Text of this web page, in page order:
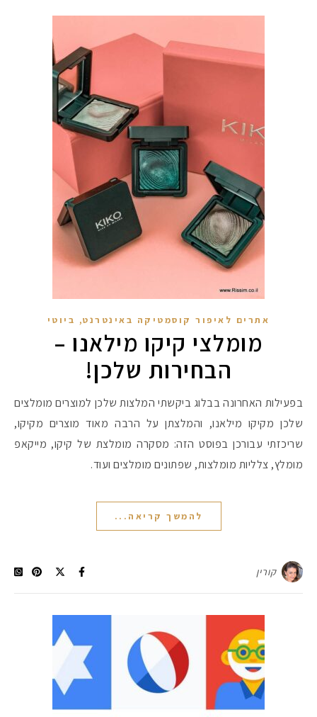
אתרים לאיפור קוסמטיקה באינטרנט, ביוטי
מומלצי קיקו מילאנו –
הבחירות שלכן!
בפעילות האחרונה בבלוג ביקשתי המלצות שלכן למוצרים מומלצים
שלכן מקיקו מילאנו, והמלצתן על הרבה מאוד מוצרים מקיקו,
שריכזתי עבורכן בפוסט הזה: מסקרה מומלצת של קיקו, מייקאפ
מומלץ, צלליות מומלצות, שפתונים מומלצים ועוד.
להמשך קריאה...
קורין